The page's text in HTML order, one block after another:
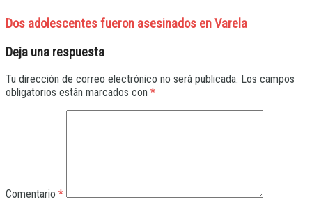
Dos adolescentes fueron asesinados en Varela
Deja una respuesta
Tu dirección de correo electrónico no será publicada. Los campos
obligatorios están marcados con *
Comentario *